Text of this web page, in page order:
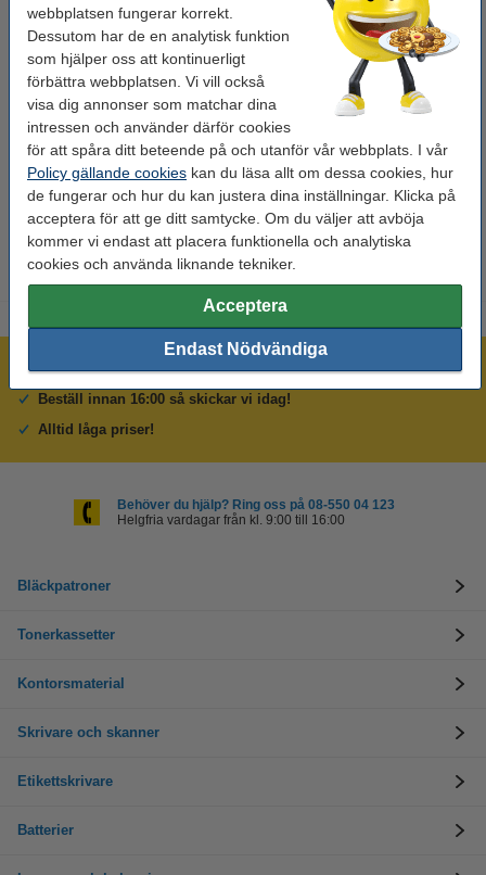
webbplatsen fungerar korrekt.
Dessutom har de en analytisk funktion
som hjälper oss att kontinuerligt
förbättra webbplatsen. Vi vill också
visa dig annonser som matchar dina
intressen och använder därför cookies
för att spåra ditt beteende på och utanför vår webbplats. I vår
Policy gällande cookies kan du läsa allt om dessa cookies, hur
de fungerar och hur du kan justera dina inställningar. Klicka på
acceptera för att ge ditt samtycke. Om du väljer att avböja
kommer vi endast att placera funktionella och analytiska
cookies och använda liknande tekniker.
Acceptera
Endast Nödvändiga
Typ: mynt/sedelräknare
Mått: 20,6 x 8,8 x 10,2 cm
Färg: grå
Hastighet:
OEM: 113-0547
Extra information
Produktdatablad
Mer än 300.000 kunder!
Beställ innan 16:00 så skickar vi idag!
Alltid låga priser!
Behöver du hjälp? Ring oss på 08-550 04 123
Helgfria vardagar från kl. 9:00 till 16:00
Bläckpatroner
Tonerkassetter
Kontorsmaterial
Skrivare och skanner
Etikettskrivare
Batterier